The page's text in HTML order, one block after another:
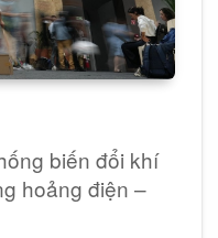
biến đổi khí
hoảng điện –